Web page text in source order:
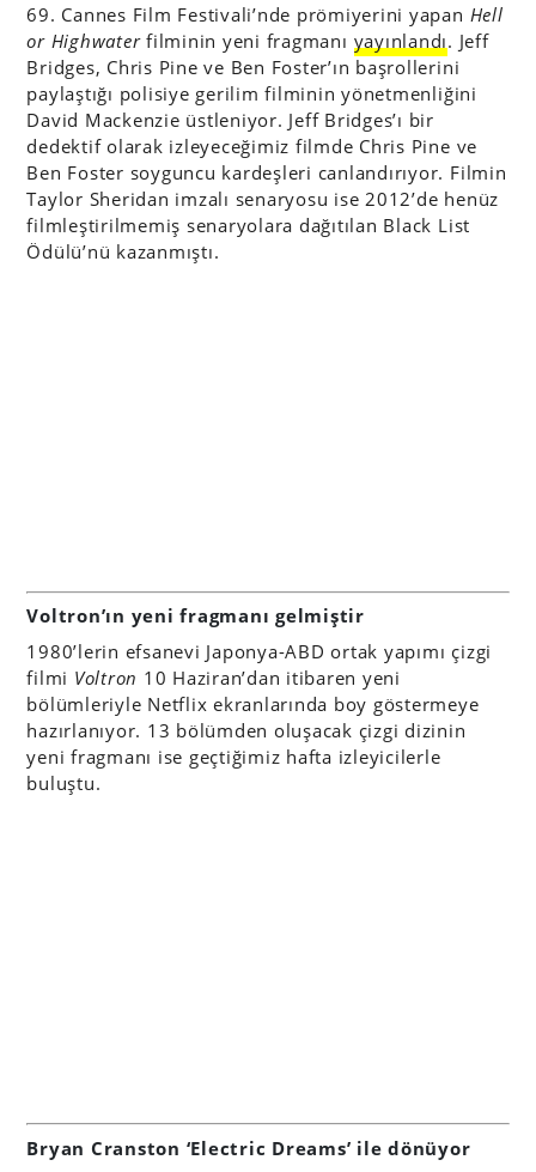
69. Cannes Film Festivali’nde prömiyerini yapan Hell
or Highwaterfilminin yeni fragmanı yayınlandı. Jeff
Bridges, Chris Pine ve Ben Foster’ın başrollerini
paylaştığı polisiye gerilim filminin yönetmenliğini
David Mackenzie üstleniyor. Jeff Bridges’ı bir
dedektif olarak izleyeceğimiz filmde Chris Pine ve
Ben Foster soyguncu kardeşleri canlandırıyor. Filmin
Taylor Sheridan imzalı senaryosu ise 2012’de henüz
filmleştirilmemiş senaryolara dağıtılan Black List
Ödülü’nü kazanmıştı.
Voltron’ın yeni fragmanı gelmiştir
1980’lerin efsanevi Japonya-ABD ortak yapımı çizgi
filmi Voltron 10 Haziran’dan itibaren yeni
bölümleriyle Netflix ekranlarında boy göstermeye
hazırlanıyor. 13 bölümden oluşacak çizgi dizinin
yeni fragmanı ise geçtiğimiz hafta izleyicilerle
buluştu.
Bryan Cranston ‘Electric Dreams’ ile dönüyor